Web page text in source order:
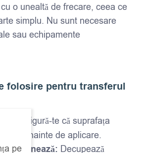
o unealtă de frecare, ceea ce
simplu. Nu sunt necesare
sau echipamente
folosire pentru transferul
Asigură-te că suprafața
înainte de aplicare.
poziționează: Decupează
pe